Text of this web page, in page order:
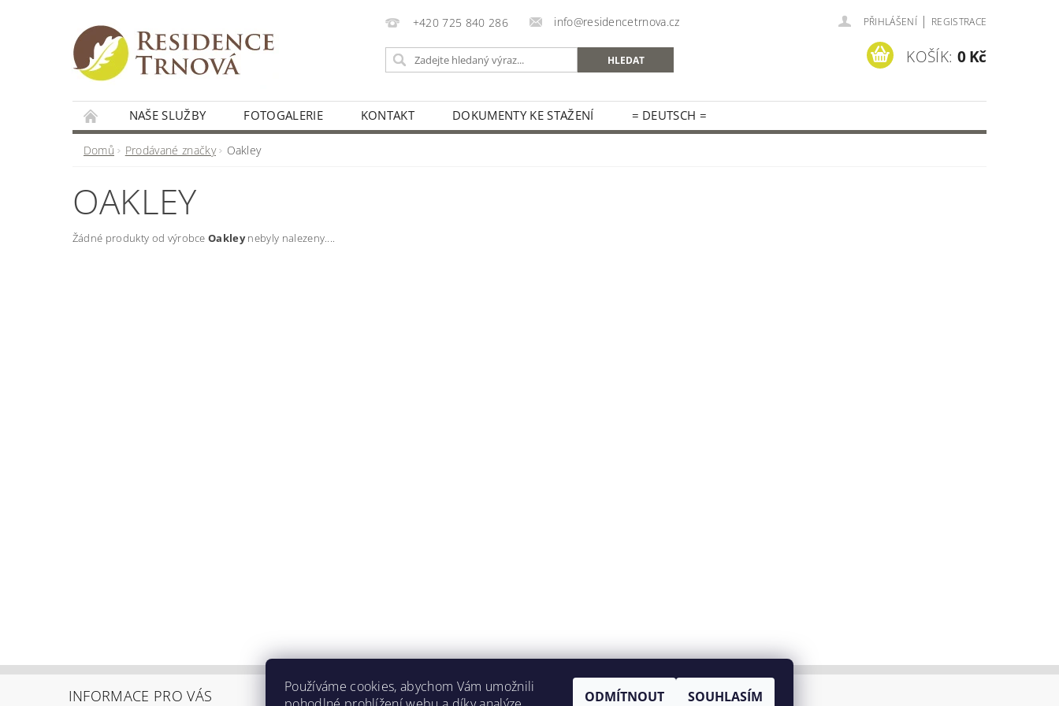
+420 725 840 286 info@residencetrnova.cz PŘIHLÁŠENÍ | REGISTRACE
KOŠÍK: 0 Kč
NAŠE SLUŽBY FOTOGALERIE KONTAKT DOKUMENTY KE STAŽENÍ = DEUTSCH =
Domů Prodávané značky Oakley
OAKLEY
Žádné produkty od výrobceOakleynebyly nalezeny....
INFORMACE PRO VÁS
Používáme cookies, abychom Vám umožnili
ODMÍTNOUT SOUHLASÍM